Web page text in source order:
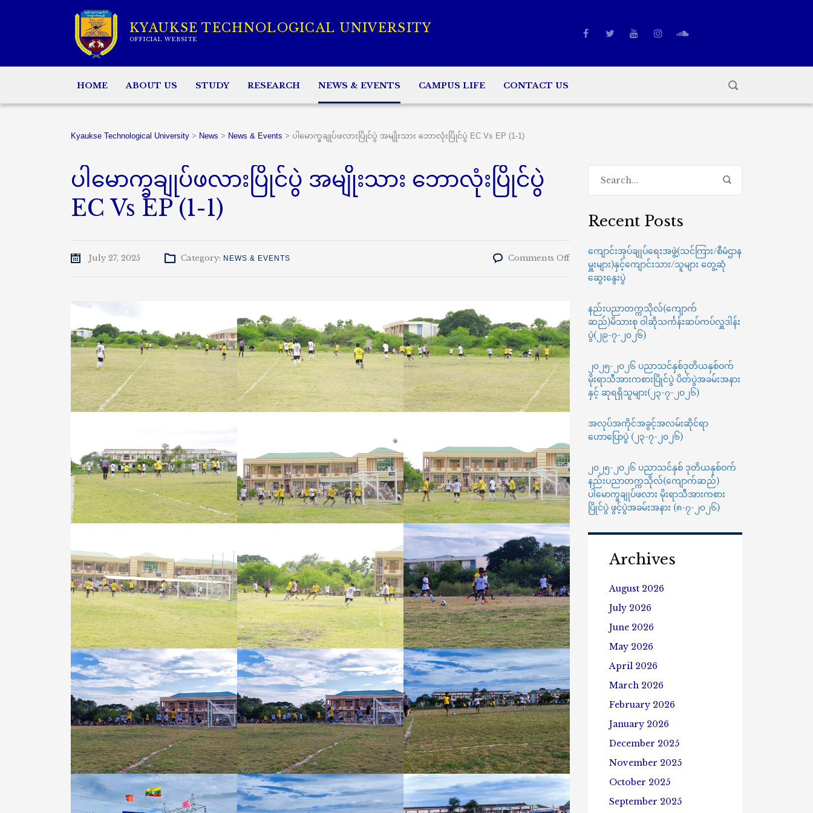
KYAUKSE TECHNOLOGICAL UNIVERSITY
OFFICIAL WEBSITE
HOME ABOUT US STUDY RESEARCH NEWS & EVENTS CAMPUS LIFE CONTACT US
Kyaukse Technological University > News > News & Events > ပါမောက္ခချုပ်ဖလားပြိုင်ပွဲ အမျိုးသား ဘောလုံးပြိုင်ပွဲ EC Vs EP (1-1)
ပါမောက္ခချုပ်ဖလားပြိုင်ပွဲ အမျိုးသား ဘောလုံးပြိုင်ပွဲ
EC Vs EP (1-1)
July 27, 2025 Category: NEWS & EVENTS Comments Offon
ပါမောက္ခချုပ်
ဖလား
အမျိုးသား
ဘောလုံး
ပြိုင်ပွဲ
EC
EP
(1-
1)
Recent Posts
ကျောင်းအုပ်ချုပ်ရေးအဖွဲ့(သင်ကြား/စီမံဌာန
မှူးများ)နှင့်ကျောင်းသား/သူများ တွေ့ဆုံ
ဆွေးနွေးပွဲ
နည်းပညာတက္ကသိုလ်(ကျောက်
ဆည်)မိသားစု ဝါဆိုသင်္ကန်းဆပ်ကပ်လှူဒါန်း
ပွဲ(၂၉-၇-၂၀၂၆)
၂၀၂၅-၂၀၂၆ ပညာသင်နှစ်ဒုတိယနှစ်ဝက်
မိုးရာသီအားကစားပြိုင်ပွဲ ပိတ်ပွဲအခမ်းအနား
နှင့် ဆုရရှိသူများ(၂၃-၇-၂၀၂၆)
အလုပ်အကိုင်အခွင့်အလမ်းဆိုင်ရာ
ဟောပြောပွဲ (၂၃-၇-၂၀၂၆)
၂၀၂၅-၂၀၂၆ ပညာသင်နှစ် ဒုတိယနှစ်ဝက်
နည်းပညာတက္ကသိုလ်(ကျောက်ဆည်)
ပါမောက္ခချုပ်ဖလား မိုးရာသီအားကစား
ပြိုင်ပွဲ ဖွင့်ပွဲအခမ်းအနား (၈-၇-၂၀၂၆)
Archives
August 2026
July 2026
June 2026
May 2026
April 2026
March 2026
February 2026
January 2026
December 2025
November 2025
October 2025
September 2025